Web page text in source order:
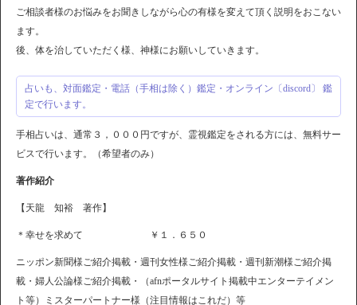
ご相談者様のお悩みをお聞きしながら心の有様を変えて頂く説明をおこない
ます。
後、体を治していただく様、神様にお願いしていきます。
占いも、対面鑑定・電話（手相は除く）鑑定・オンライン〔discord〕 鑑
定で行います。
手相占いは、通常３，０００円ですが、霊視鑑定をされる方には、無料サー
ビスで行います。（希望者のみ）
著作紹介
【天龍 知裕 著作】
＊幸せを求めて ￥１．６５０
ニッポン新聞様ご紹介掲載・週刊女性様ご紹介掲載・週刊新潮様ご紹介掲
載・婦人公論様ご紹介掲載・（afnポータルサイト掲載中エンターテイメン
ト等）ミスターパートナー様（注目情報はこれだ）等